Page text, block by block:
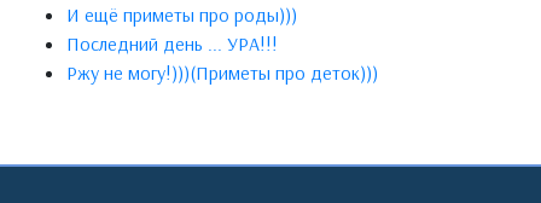
И ещё приметы про роды)))
Последний день ... УРА!!!
Ржу не могу!)))(Приметы про деток)))